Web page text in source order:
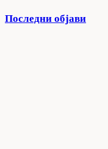
Последни објави